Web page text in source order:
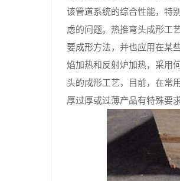
该管道系统的综合性能，特
虑的问题。热推弯头成形工
要成形方法，并也应用在某
焰加热和反射炉加热，采用
头的成形工艺，目前，在常
厚过厚或过薄产品有特殊要